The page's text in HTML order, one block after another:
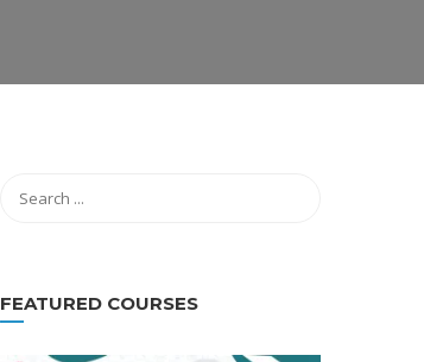
FEATURED COURSES